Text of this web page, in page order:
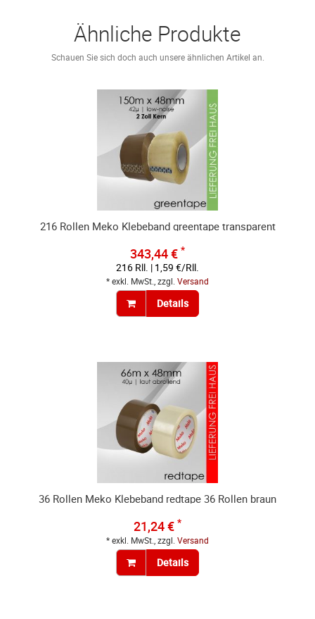
Ähnliche Produkte
Schauen Sie sich doch auch unsere ähnlichen Artikel an.
216 Rollen Meko Klebeband greentape transparent
343,44 € *
216 Rll. | 1,59 €/Rll.
* exkl. MwSt., zzgl. Versand
Details
36 Rollen Meko Klebeband redtape 36 Rollen braun
21,24 € *
* exkl. MwSt., zzgl. Versand
Details